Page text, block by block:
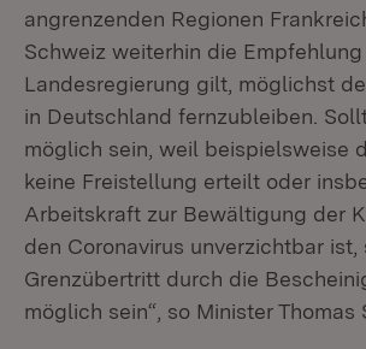
angrenzenden Regionen
Schweiz weiterhin die
Landesregierung gilt, möglichst
in Deutschland fernzubleiben.
möglich sein, weil beispielsweise
keine Freistellung erteilt oder
Arbeitskraft zur Bewältigung der
den Coronavirus unverzichtbar ist,
Grenzübertritt durch die
möglich sein“, so Minister Thomas